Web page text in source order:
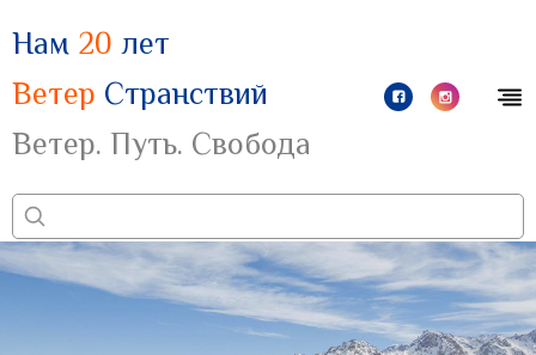
Нам 20 лет
Ветер Странствий
Ветер. Путь. Свобода